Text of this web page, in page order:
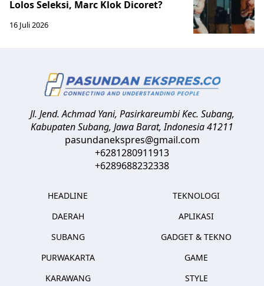
Lolos Seleksi, Marc Klok Dicoret?
16 Juli 2026
Jl. Jend. Achmad Yani, Pasirkareumbi Kec. Subang,
Kabupaten Subang, Jawa Barat,Indonesia41211
pasundanekspres@gmail.com
+6281280911913
+6289688232338
HEADLINE
DAERAH
SUBANG
PURWAKARTA
KARAWANG
TEKNOLOGI
APLIKASI
GADGET & TEKNO
GAME
STYLE